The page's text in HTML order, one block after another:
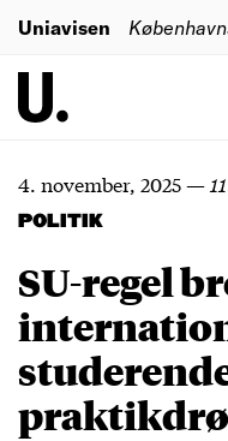
Uniavisen
4. november, 2025—
POLITIK
SU-regel